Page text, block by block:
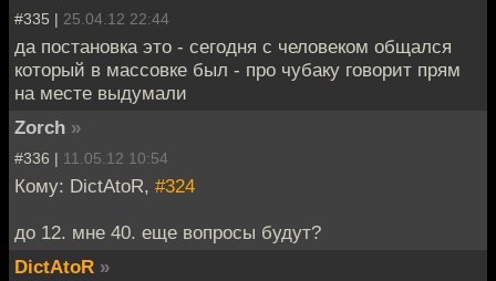
#335 | 25.04.12 22:44
да постановка это - сегодня с человеком общался
который в массовке был - про чубаку говорит прям
на месте выдумали
Zorch »
#336 | 11.05.12 10:54
Кому: DictAtoR, #324
до 12. мне 40. еще вопросы будут?
DictAtoR »